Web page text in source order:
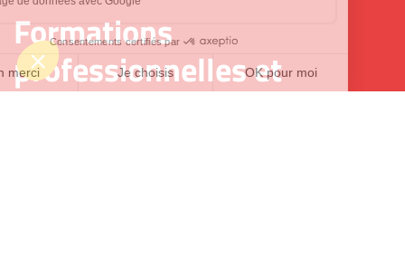
Formations
professionnelles et
ateliers